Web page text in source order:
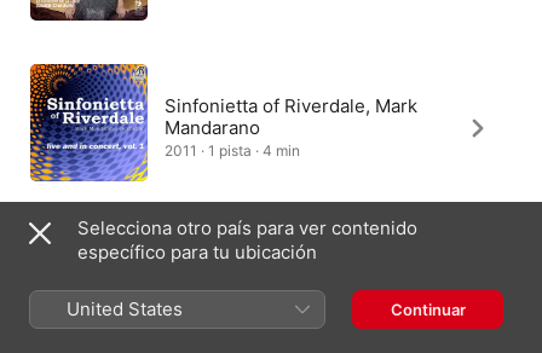
Sinfonietta of Riverdale, Mark
Mandarano
2011 · 1 pista · 4 min
1975 · 1 pista · 3 min
Selecciona otro país para ver contenido
específico para tu ubicación
United States Continuar